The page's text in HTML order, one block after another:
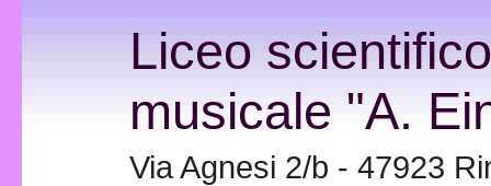
Liceo
musicale "A.
Via Agnesi 2/b - 47923